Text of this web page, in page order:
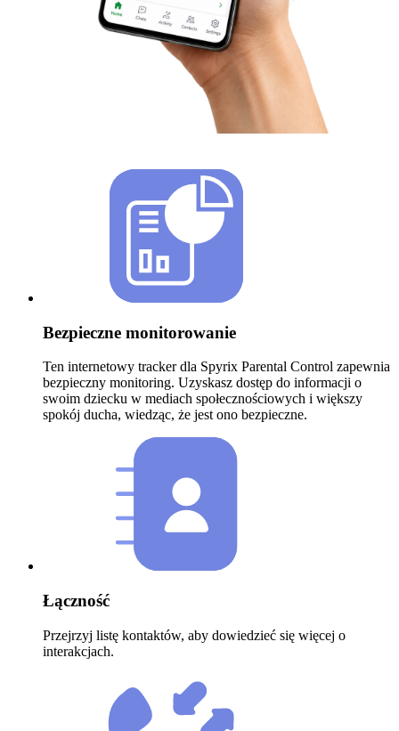
Bezpieczne monitorowanie
Ten internetowy tracker dla Spyrix Parental Control zapewnia
bezpieczny monitoring. Uzyskasz dostęp do informacji o
swoim dziecku w mediach społecznościowych i większy
spokój ducha, wiedząc, że jest ono bezpieczne.
Łączność
Przejrzyj listę kontaktów, aby dowiedzieć się więcej o
interakcjach.